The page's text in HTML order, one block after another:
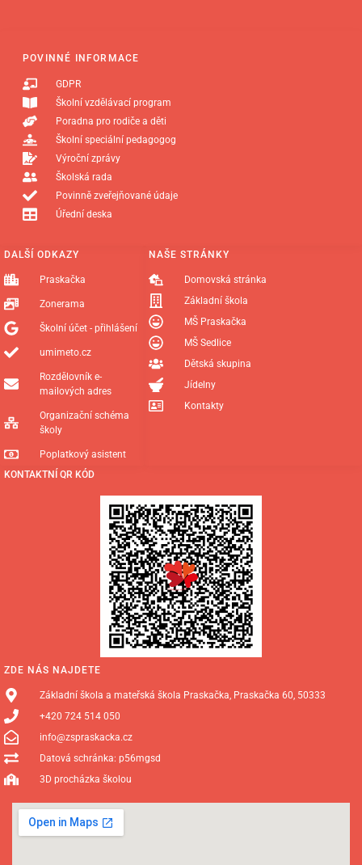
ZDE NÁS NAJDETE
Základní škola a mateřská škola Praskačka, Praskačka 60, 50333
+420 724 514 050
info@zspraskacka.cz
Datová schránka: p56mgsd
3D procházka školou
KONTAKTNÍ QR KÓD
NAŠE STRÁNKY
Domovská stránka
Základní škola
MŠ Praskačka
MŠ Sedlice
Dětská skupina
Jídelny
Kontakty
DALŠÍ ODKAZY
Praskačka
Zonerama
Školní účet - přihlášení
umimeto.cz
Rozdělovník e-
mailových adres
Organizační schéma
školy
Poplatkový asistent
POVINNÉ INFORMACE
GDPR
Školní vzdělávací program
Poradna pro rodiče a děti
Školní speciální pedagogog
Výroční zprávy
Školská rada
Povinně zveřejňované údaje
Úřední deska